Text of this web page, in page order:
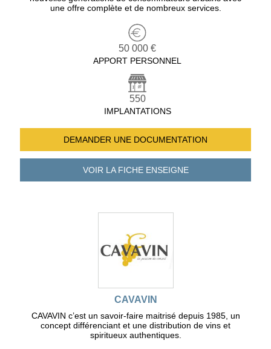
une offre complète et de nombreux services.
50 000 €
APPORT PERSONNEL
550
IMPLANTATIONS
DEMANDER UNE DOCUMENTATION
VOIR LA FICHEENSEIGNE
CAVAVIN
CAVAVIN c’est un savoir-faire maitrisé depuis 1985, un
concept différenciant et une distribution de vins et
spiritueux authentiques.